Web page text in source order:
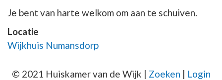
Je bent van harte welkom om aan te schuiven.
Locatie
Wijkhuis Numansdorp
© 2021 Huiskamer van de Wijk | Zoeken | Login